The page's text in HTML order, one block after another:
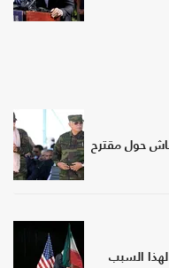
حول مقترح
السبب